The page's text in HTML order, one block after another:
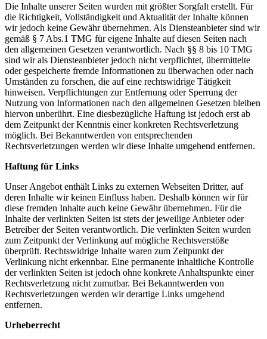
Die Inhalte unserer Seiten wurden mit größter Sorgfalt erstellt. Für
die Richtigkeit, Vollständigkeit und Aktualität der Inhalte können
wir jedoch keine Gewähr übernehmen. Als Diensteanbieter sind wir
gemäß § 7 Abs.1 TMG für eigene Inhalte auf diesen Seiten nach
den allgemeinen Gesetzen verantwortlich. Nach §§ 8 bis 10 TMG
sind wir als Diensteanbieter jedoch nicht verpflichtet, übermittelte
oder gespeicherte fremde Informationen zu überwachen oder nach
Umständen zu forschen, die auf eine rechtswidrige Tätigkeit
hinweisen. Verpflichtungen zur Entfernung oder Sperrung der
Nutzung von Informationen nach den allgemeinen Gesetzen bleiben
hiervon unberührt. Eine diesbezügliche Haftung ist jedoch erst ab
dem Zeitpunkt der Kenntnis einer konkreten Rechtsverletzung
möglich. Bei Bekanntwerden von entsprechenden
Rechtsverletzungen werden wir diese Inhalte umgehend entfernen.
Haftung für Links
Unser Angebot enthält Links zu externen Webseiten Dritter, auf
deren Inhalte wir keinen Einfluss haben. Deshalb können wir für
diese fremden Inhalte auch keine Gewähr übernehmen. Für die
Inhalte der verlinkten Seiten ist stets der jeweilige Anbieter oder
Betreiber der Seiten verantwortlich. Die verlinkten Seiten wurden
zum Zeitpunkt der Verlinkung auf mögliche Rechtsverstöße
überprüft. Rechtswidrige Inhalte waren zum Zeitpunkt der
Verlinkung nicht erkennbar. Eine permanente inhaltliche Kontrolle
der verlinkten Seiten ist jedoch ohne konkrete Anhaltspunkte einer
Rechtsverletzung nicht zumutbar. Bei Bekanntwerden von
Rechtsverletzungen werden wir derartige Links umgehend
entfernen.
Urheberrecht